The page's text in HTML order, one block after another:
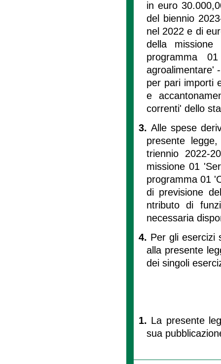
in euro
del biennio
nel 2022 e di
della missione
programma
agroalimentare'
per pari importi
e
correnti' dello
3.Alle spese
presente
triennio 2022-
missione 01
programma 01
di previsione
ntributo di
necessaria
4. Per gli esercizi
alla presente
dei singoli
1. La presente
sua